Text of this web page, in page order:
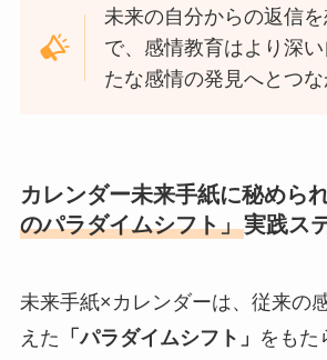
未来の自分からの返信
で、感情教育はより深
たな感情の発見へとつな
カレンダー未来手紙に秘めら
のパラダイムシフト」実践ス
未来手紙×カレンダーは、従来の
えた 「パラダイムシフト」 をもた